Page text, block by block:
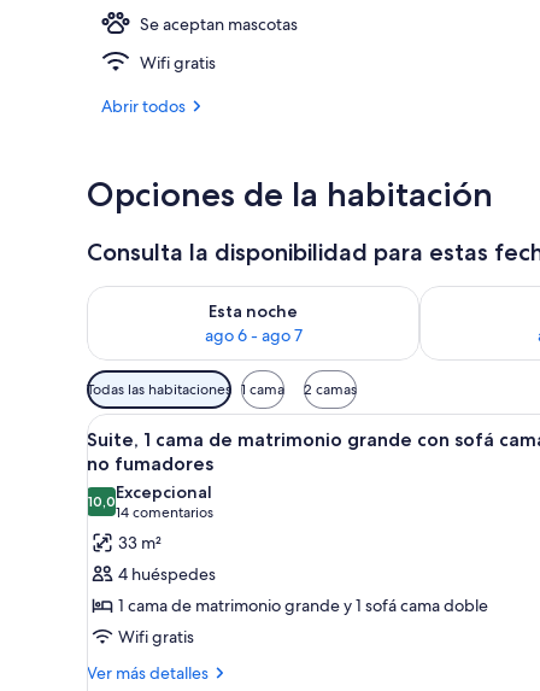
Se aceptan mascotas
Wifi gratis
Abrir todos
Opciones de la habitación
Consulta la disponibilidad para estas
Esta noche
ago 6 - ago 7
Consulta la disponibilidad para esta noche, ago 6 -
Consulta la
Filtros
disponibles
para
las
habitaciones
Todas las habitaciones 1 cama 2 camas
Abrir
todas
las
fotos
de
Suite,
1
cama
de
matrimonio
Habitación de hotel con
8
Suite, 1 cama de matrimonio grande con sofá
no fumadores
10,010,0 de 10
Excepcional
14 comentarios
(14 comentarios)
33 m²
4 huéspedes
1 cama de matrimonio grande y 1 sofá cama doble
Wifi gratis
Ver más detalles
Más